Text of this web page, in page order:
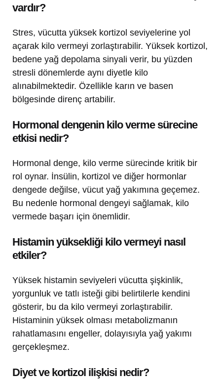
vardır?
Stres, vücutta yüksek kortizol seviyelerine yol
açarak kilo vermeyi zorlaştırabilir. Yüksek kortizol,
bedene yağ depolama sinyali verir, bu yüzden
stresli dönemlerde aynı diyetle kilo
alınabilmektedir. Özellikle karın ve basen
bölgesinde direnç artabilir.
Hormonal dengenin kilo verme sürecine
etkisi nedir?
Hormonal denge, kilo verme sürecinde kritik bir
rol oynar. İnsülin, kortizol ve diğer hormonlar
dengede değilse, vücut yağ yakımına geçemez.
Bu nedenle hormonal dengeyi sağlamak, kilo
vermede başarı için önemlidir.
Histamin yüksekliği kilo vermeyi nasıl
etkiler?
Yüksek histamin seviyeleri vücutta şişkinlik,
yorgunluk ve tatlı isteği gibi belirtilerle kendini
gösterir, bu da kilo vermeyi zorlaştırabilir.
Histaminin yüksek olması metabolizmanın
rahatlamasını engeller, dolayısıyla yağ yakımı
gerçekleşmez.
Diyet ve kortizol ilişkisi nedir?